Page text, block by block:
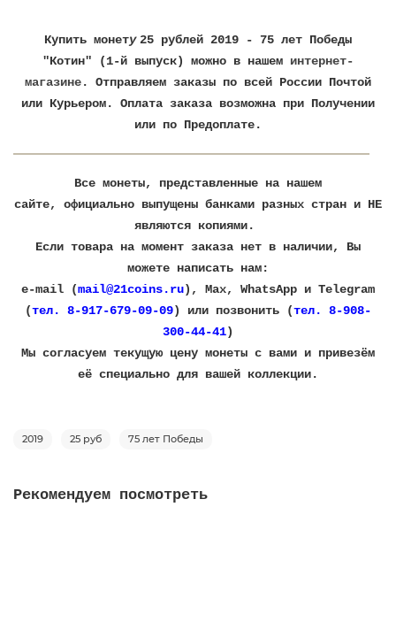
Купить монету 25 рублей 2019 - 75 лет Победы
"Котин" (1-й выпуск) можно в нашем интернет-
магазине. Отправляем заказы по всей России Почтой
или Курьером. Оплата заказа возможна при Получении
или по Предоплате.
Все монеты, представленные на нашем
сайте, официально выпущены банками разных стран и НЕ
являются копиями.
Если товара на момент заказа нет в наличии, Вы
можете написать нам:
e-mail (mail@21coins.ru), Max, WhatsApp и Telegram
(тел. 8-917-679-09-09) или позвонить (тел. 8-908-
300-44-41)
​Мы согласуем текущую цену монеты с вами и привезём
её специально для вашей коллекции.
2019 25 руб 75 лет Победы
Рекомендуем посмотреть